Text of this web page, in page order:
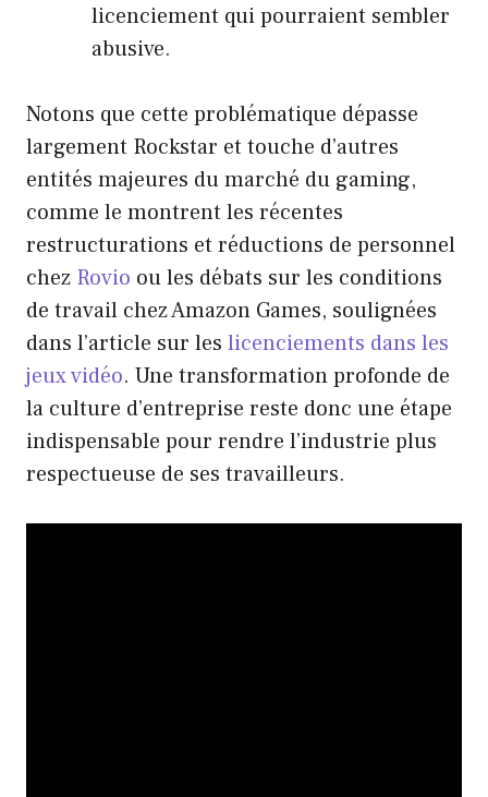
licenciement qui pourraient sembler
abusive.
Notons que cette problématique dépasse
largement Rockstar et touche d’autres
entités majeures du marché du gaming,
comme le montrent les récentes
restructurations et réductions de personnel
chez Rovio ou les débats sur les conditions
de travail chez Amazon Games, soulignées
dans l’article sur les licenciements dans les
jeux vidéo. Une transformation profonde de
la culture d’entreprise reste donc une étape
indispensable pour rendre l’industrie plus
respectueuse de ses travailleurs.